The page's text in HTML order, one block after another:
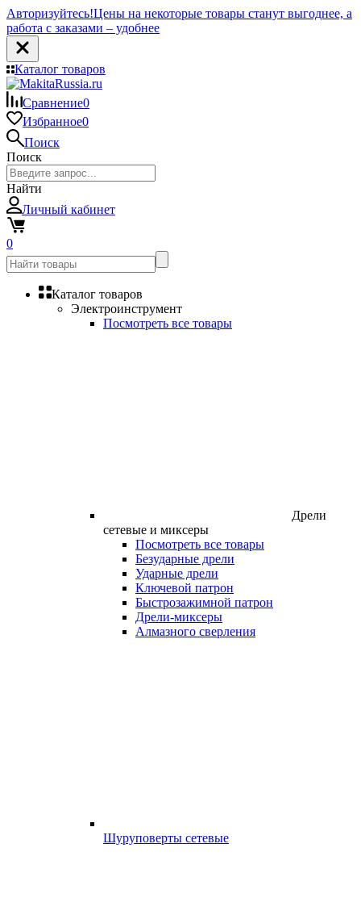
Авторизуйтесь!Цены на некоторые товары станут выгоднее, а
работа с заказами – удобнее
Каталог товаров
Сравнение0
Избранное0
Поиск
Поиск
Найти
Личный кабинет
0
Каталог товаров
Электроинструмент
Посмотреть все товары
Дрели
сетевые и миксеры
Посмотреть все товары
Безударные дрели
Ударные дрели
Ключевой патрон
Быстрозажимной патрон
Дрели-миксеры
Алмазного сверления
Шуруповерты сетевые